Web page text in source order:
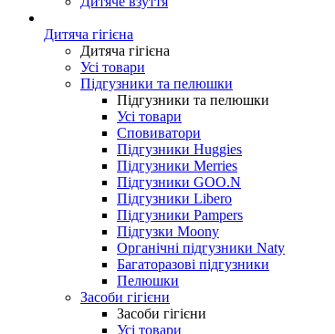
Дитяча гігієна
Дитяча гігієна
Усі товари
Підгузники та пелюшки
Підгузники та пелюшки
Усі товари
Сповиватори
Підгузники Huggies
Підгузники Merries
Підгузники GOO.N
Підгузники Libero
Підгузники Pampers
Підгузки Moony
Органічні підгузники Naty
Багаторазові підгузники
Пелюшки
Засоби гігієни
Засоби гігієни
Усі товари